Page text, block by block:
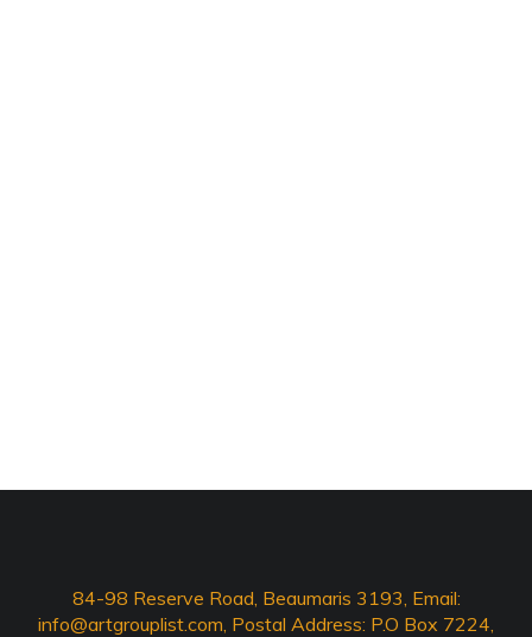
84-98 Reserve Road, Beaumaris 3193, Email:
info@artgrouplist.com, Postal Address: P.O Box 7224,